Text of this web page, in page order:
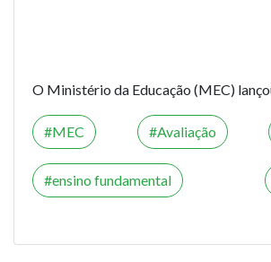
O Ministério da Educação (MEC)
MEC Avaliação
ensino fundamental